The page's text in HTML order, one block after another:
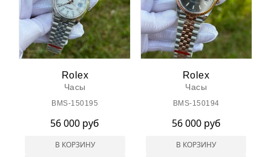
Rolex
Часы
BMS-150195
56 000 руб
В КОРЗИНУ
Rolex
Часы
BMS-150194
56 000 руб
В КОРЗИНУ